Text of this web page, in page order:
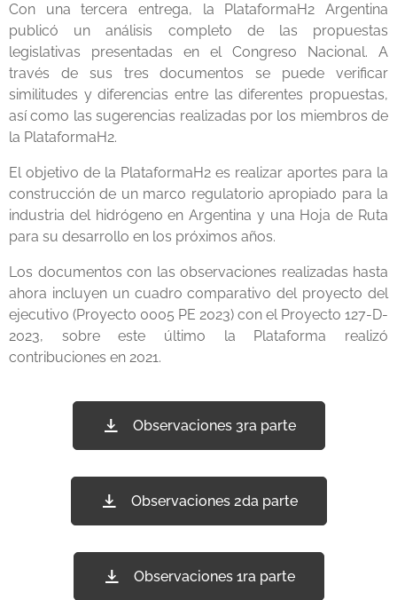
Con una tercera entrega, la PlataformaH2 Argentina
publicó un análisis completo de las propuestas
legislativas presentadas en el Congreso Nacional. A
través de sus tres documentos se puede verificar
similitudes y diferencias entre las diferentes propuestas,
así como las sugerencias realizadas por los miembros de
la PlataformaH2.
El objetivo de la PlataformaH2 es realizar aportes para la
construcción de un marco regulatorio apropiado para la
industria del hidrógeno en Argentina y una Hoja de Ruta
para su desarrollo en los próximos años.
Los documentos con las observaciones realizadas hasta
ahora incluyen un cuadro comparativo del proyecto del
ejecutivo (Proyecto 0005 PE 2023) con el Proyecto 127-D-
2023, sobre este último la Plataforma realizó
contribuciones en 2021.
Observaciones 3ra parte
Observaciones 2da parte
Observaciones 1ra parte